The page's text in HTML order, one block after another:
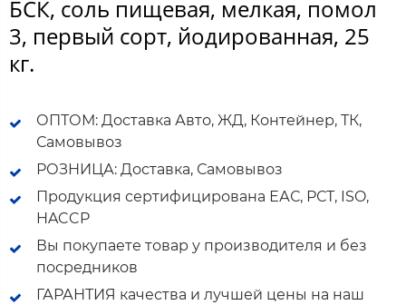
БСК, соль пищевая, мелкая, помол
3, первый сорт, йодированная, 25
кг.
ОПТОМ: Доставка Авто, ЖД, Контейнер, ТК,
Самовывоз
РОЗНИЦА: Доставка, Самовывоз
Продукция сертифицирована ЕАС, РСТ, ISO,
HACCP
Вы покупаете товар у производителя и без
посредников
ГАРАНТИЯ качества и лучшей цены на наш